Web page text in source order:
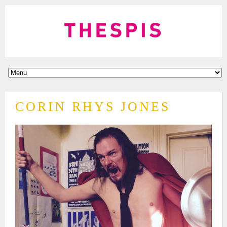
CORIN RHYS JONES